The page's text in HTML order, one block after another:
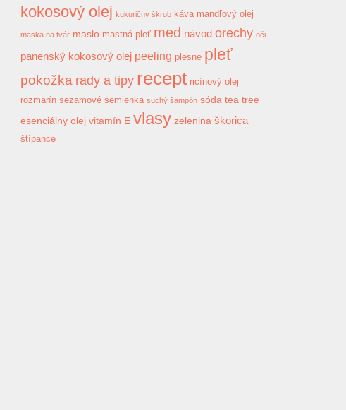
kokosový olej kukuričný škrob káva mandľový olej
maska na tvár maslo mastná pleť med návod orechy oči
panenský kokosový olej peeling plesne pleť
pokožka rady a tipy recept ricínový olej
rozmarín sezamové semienka suchý šampón sóda tea tree
esenciálny olej vitamín E vlasy zelenina škorica
štípance